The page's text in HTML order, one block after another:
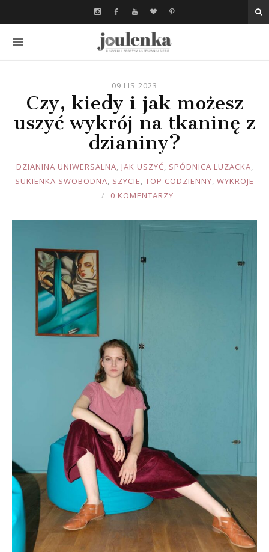
09 LIS 2023
Czy, kiedy i jak możesz
uszyć wykrój na tkaninę z
dzianiny?
JOULE
DZIANINA UNIWERSALNA, JAK USZYĆ, SPÓDNICA LUZACKA,
SUKIENKA SWOBODNA, SZYCIE, TOP CODZIENNY, WYKROJE
0 KOMENTARZY